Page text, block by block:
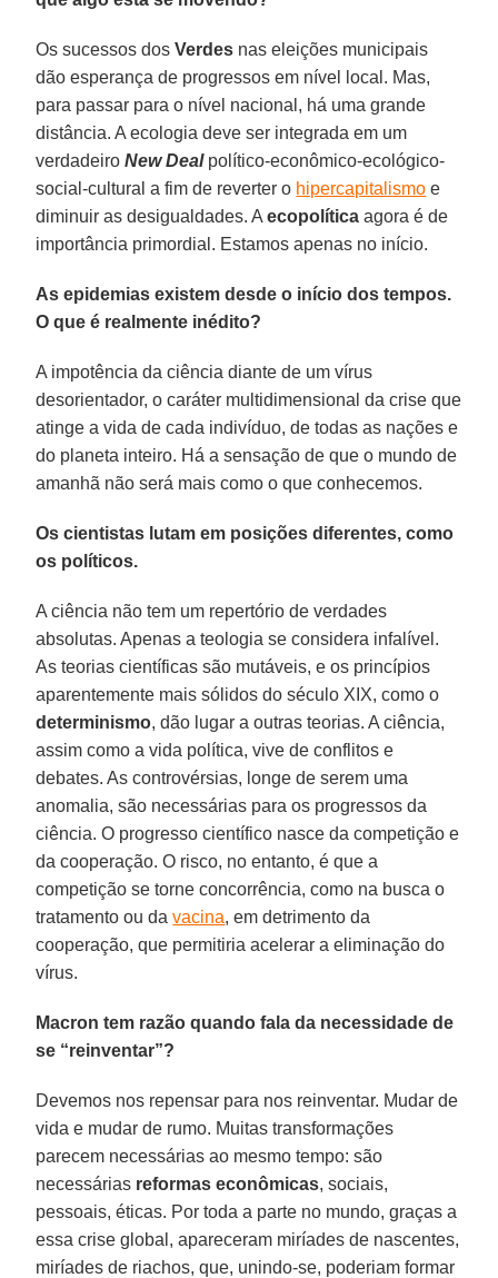
Os sucessos dosVerdes nas eleições municipais
dão esperança de progressos em nível local. Mas,
para passar para o nível nacional, há uma grande
distância. A ecologia deve ser integrada em um
verdadeiroNew Dealpolítico-econômico-ecológico-
social-cultural a fim de reverter o hipercapitalismo e
diminuir as desigualdades. Aecopolítica agora é de
importância primordial. Estamos apenas no início.
As epidemias existem desde o início dos tempos.
O que é realmente inédito?
A impotência da ciência diante de um vírus
desorientador, o caráter multidimensional da crise que
atinge a vida de cada indivíduo, de todas as nações e
do planeta inteiro. Há a sensação de que o mundo de
amanhã não será mais como o que conhecemos.
Os cientistas lutam em posições diferentes, como
os políticos.
A ciência não tem um repertório de verdades
absolutas. Apenas a teologia se considera infalível.
As teorias científicas são mutáveis, e os princípios
aparentemente mais sólidos do século XIX, como o
determinismo, dão lugar a outras teorias. A ciência,
assim como a vida política, vive de conflitos e
debates. As controvérsias, longe de serem uma
anomalia, são necessárias para os progressos da
ciência. O progresso científico nasce da competição e
da cooperação. O risco, no entanto, é que a
competição se torne concorrência, como na busca o
tratamento ou davacina, em detrimento da
cooperação, que permitiria acelerar a eliminação do
vírus.
Macron tem razão quando fala da necessidade de
se “reinventar”?
Devemos nos repensar para nos reinventar. Mudar de
vida e mudar de rumo. Muitas transformações
parecem necessárias ao mesmo tempo: são
necessárias reformas econômicas, sociais,
pessoais, éticas. Por toda a parte no mundo, graças a
essa crise global, apareceram miríades de nascentes,
miríades de riachos, que, unindo-se, poderiam formar